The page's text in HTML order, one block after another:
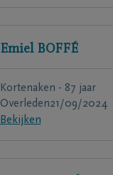
Emiel BOFFÉ
Kortenaken - 87 jaar
Overleden21/09/2024
Bekijken